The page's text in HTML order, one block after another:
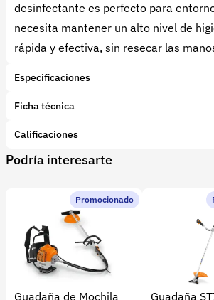
desinfectante es perfecto para
necesita mantener un alto nivel de
rápida y efectiva, sin resecar las
Especificaciones
Marca: PQP Profesional
Tipo de producto:
Subcategoría:Aseo, limpieza y desinfección
Ficha técnica
FT-CC-630 Alcohol glicerinado
PQP Profesional (2).pdf
Calificaciones
1 Star
2 Star
3 Star4 Star
0 calificaciones
5 Estrellas
4 Estrellas
Podría interesarte
Promocionado
Guadaña de Mochila Guadaña